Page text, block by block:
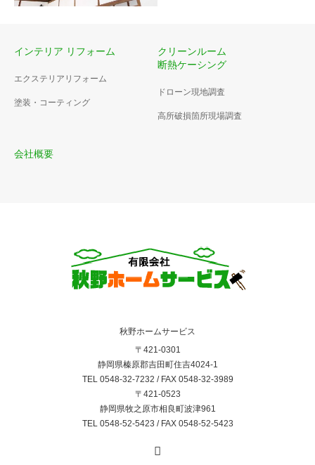
住宅古民家リフォーム（天
井、壁ｼｯｸｲ）
インテリア リフォーム
エクステリアリフォーム
塗装・コーティング
クリーンルーム
断熱ケーシング
ドローン現地調査
高所破損箇所現場調査
会社概要
秋野ホームサービス
〒421-0301
静岡県榛原郡吉田町住吉4024-1
TEL 0548-32-7232 / FAX 0548-32-3989
〒421-0523
静岡県牧之原市相良町波津961
TEL 0548-52-5423 / FAX 0548-52-5423